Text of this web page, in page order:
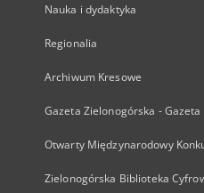
Nauka i dydaktyka
Regionalia
Archiwum Kresowe
Gazeta Zielonogórska - Gazeta
Otwarty Międzynarodowy
Zielonogórska Biblioteka